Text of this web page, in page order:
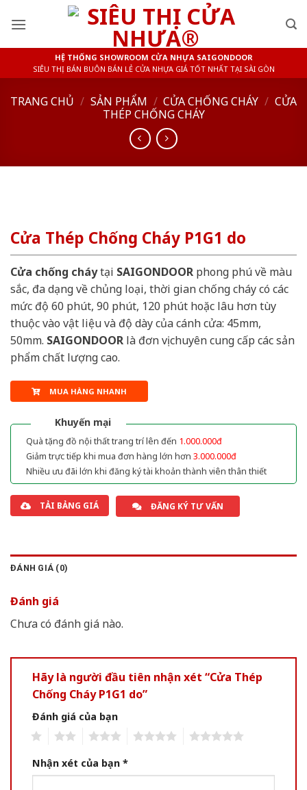
HỆ THỐNG SHOWROOM CỬA NHỰA SAIGONDOOR
SIÊU THỊ BÁN BUÔN BÁN LẺ CỬA NHỰA GIÁ TỐT NHẤT TẠI SÀI GÒN
TRANG CHỦ / SẢN PHẨM / CỬA CHỐNG CHÁY / CỬA
THÉP CHỐNG CHÁY
Cửa Thép Chống Cháy P1G1 do
Cửa chống cháytại SAIGONDOOR phong phú về màu
sắc, đa dạng về chủng loại, thời gian chống cháy có các
mức độ 60 phút, 90 phút, 120 phút hoặc lâu hơn tùy
thuộc vào vật liệu và độ dày của cánh cửa: 45mm,
50mm. SAIGONDOOR là đơn vị chuyên cung cấp các sản
phẩm chất lượng cao.
MUA HÀNG NHANH
Khuyến mại
Quà tặng đồ nội thất trang trí lên đến 1.000.000đ
Giảm trực tiếp khi mua đơn hàng lớn hơn 3.000.000đ
Nhiều ưu đãi lớn khi đăng ký tài khoản thành viên thân thiết
TẢI BẢNG GIÁ ĐĂNG KÝ TƯ VẤN
ĐÁNH GIÁ (0)
Đánh giá
Chưa có đánh giá nào.
Hãy là người đầu tiên nhận xét “Cửa Thép
Chống Cháy P1G1 do”
Đánh giá của bạn
Nhận xét của bạn *